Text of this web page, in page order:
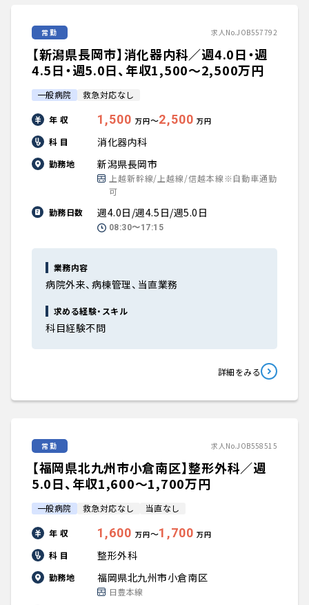
常勤 求人No.JOB557792
【新潟県長岡市】消化器内科／週4.0日・週
4.5日・週5.0日、年収1,500〜2,500万円
一般病院 救急対応なし
年 収 1,500 万円〜2,500 万円
科 目 消化器内科
勤務地 新潟県長岡市
上越新幹線/上越線/信越本線※自動車通勤
可
勤務日数
週4.0日/週4.5日/週5.0日
08:30〜17:15
業務内容
病院外来、病棟管理、当直業務
求める経験・スキル
科目経験不問
詳細をみる
常勤 求人No.JOB558515
【福岡県北九州市小倉南区】整形外科／週
5.0日、年収1,600〜1,700万円
一般病院 救急対応なし 当直なし
年 収 1,600 万円〜1,700 万円
科 目 整形外科
勤務地 福岡県北九州市小倉南区
日豊本線